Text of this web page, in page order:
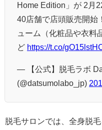
Home Edition」が 2月
40店舗で店頭販売開始
ューム（化粧品や衣料
ど https://t.co/
— 【公式】脱毛ラボ
(@datsumolabo_jp)
脱毛サロンでは、全身脱